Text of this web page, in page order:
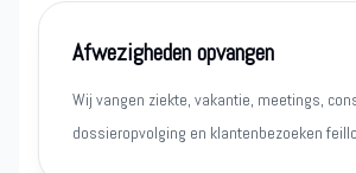
Afwezigheden opvangen
Wij vangen ziekte, vakantie, meetings,
dossieropvolging en klantenbezoeken